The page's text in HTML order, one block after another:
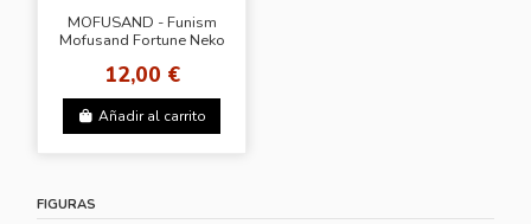
MOFUSAND - Funism
Mofusand Fortune Neko
12,00 €
Añadir al carrito
FIGURAS